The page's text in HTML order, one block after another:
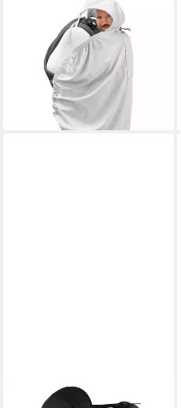
Babytrage, Sonnencover für
Babys in Trage oder
Kinderwagen, zertifizierter
Sonnenschutz UPF 50+
49,00 €
lieferbar - in 5-6 Werktagen bei dir